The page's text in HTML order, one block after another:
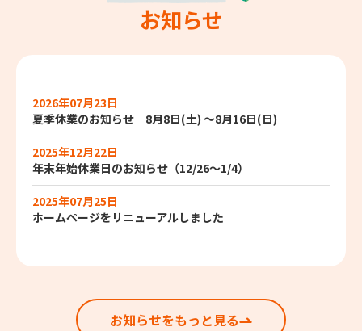
お知らせ
2026年07月23日
夏季休業のお知らせ 8月8日(土) ～8月16日(日)
2025年12月22日
年末年始休業日のお知らせ（12/26～1/4）
2025年07月25日
ホームページをリニューアルしました
お知らせをもっと見る